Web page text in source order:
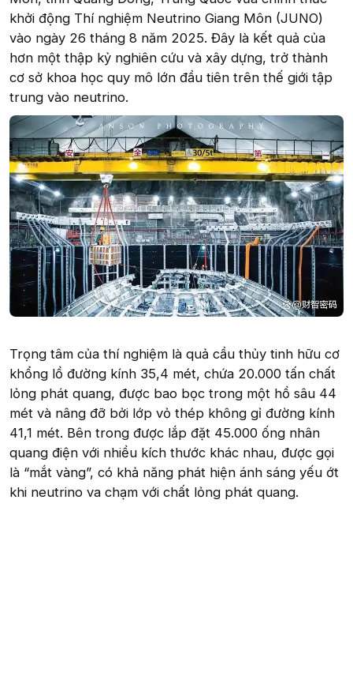
khởi động Thí nghiệm Neutrino Giang Môn (JUNO)
vào ngày 26 tháng 8 năm 2025. Đây là kết quả của
hơn một thập kỷ nghiên cứu và xây dựng, trở thành
cơ sở khoa học quy mô lớn đầu tiên trên thế giới tập
trung vào neutrino.
Trọng tâm của thí nghiệm là quả cầu thủy tinh hữu cơ
khổng lồ đường kính 35,4 mét, chứa 20.000 tấn chất
lỏng phát quang, được bao bọc trong một hồ sâu 44
mét và nâng đỡ bởi lớp vỏ thép không gỉ đường kính
41,1 mét. Bên trong được lắp đặt 45.000 ống nhân
quang điện với nhiều kích thước khác nhau, được gọi
là “mắt vàng”, có khả năng phát hiện ánh sáng yếu ớt
khi neutrino va chạm với chất lỏng phát quang.